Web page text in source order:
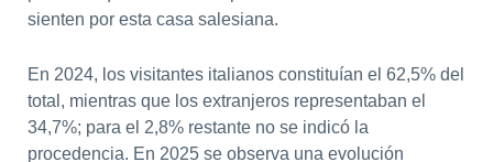
sienten por esta casa salesiana.
En 2024, los visitantes italianos constituían el 62,5% del
total, mientras que los extranjeros representaban el
34,7%; para el 2,8% restante no se indicó la
procedencia. En 2025 se observa una evolución